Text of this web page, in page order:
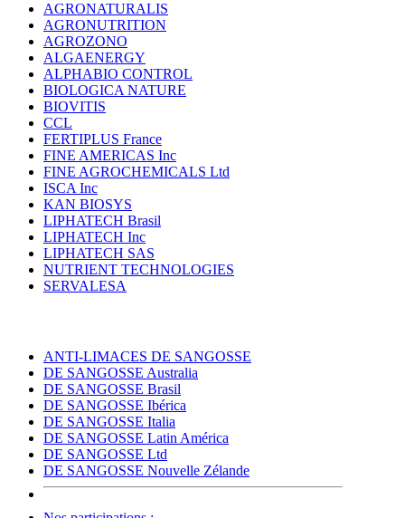
AGRONATURALIS
AGRONUTRITION
AGROZONO
ALGAENERGY
ALPHABIO CONTROL
BIOLOGICA NATURE
BIOVITIS
CCL
FERTIPLUS France
FINE AMERICAS Inc
FINE AGROCHEMICALS Ltd
ISCA Inc
KAN BIOSYS
LIPHATECH Brasil
LIPHATECH Inc
LIPHATECH SAS
NUTRIENT TECHNOLOGIES
SERVALESA
ANTI-LIMACES DE SANGOSSE
DE SANGOSSE Australia
DE SANGOSSE Brasil
DE SANGOSSE Ibérica
DE SANGOSSE Italia
DE SANGOSSE Latin América
DE SANGOSSE Ltd
DE SANGOSSE Nouvelle Zélande